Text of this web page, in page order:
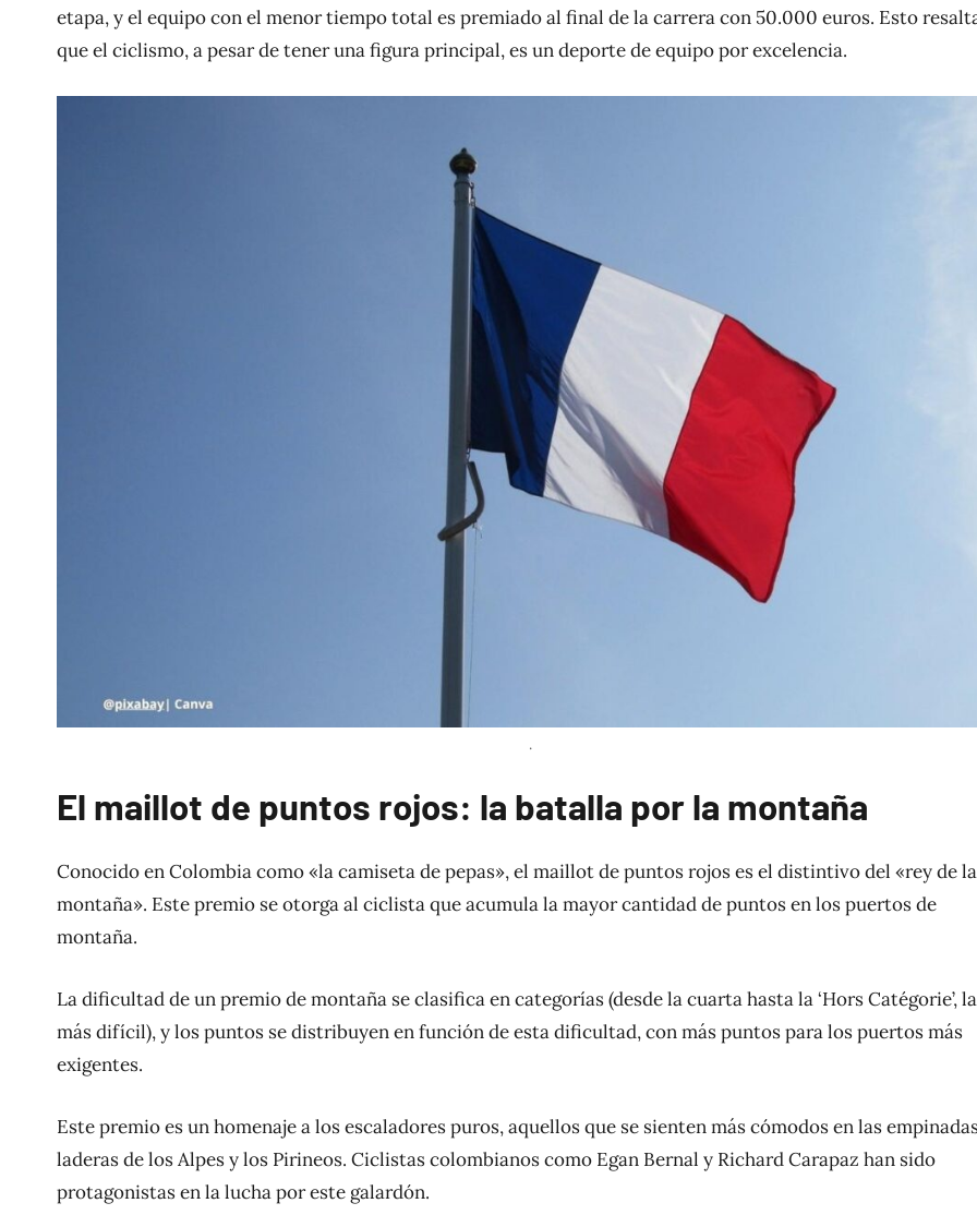
etapa, y el equipo con el menor tiempo total es premiado al final de la carrera con 50.000 euros. Esto
que el ciclismo, a pesar de tener una figura principal, es un deporte de equipo por excelencia.
.
El maillot de puntos rojos: la batalla por la montaña
Conocido en Colombia como «la camiseta de pepas», el maillot de puntos rojos es el distintivo del «rey de la
montaña». Este premio se otorga al ciclista que acumula la mayor cantidad de puntos en los puertos de
montaña.
La dificultad de un premio de montaña se clasifica en categorías (desde la cuarta hasta la ‘Hors Catégorie’, la
más difícil), y los puntos se distribuyen en función de esta dificultad, con más puntos para los puertos más
exigentes.
Este premio es un homenaje a los escaladores puros, aquellos que se sienten más cómodos en las
laderas de los Alpes y los Pirineos. Ciclistas colombianos como Egan Bernal y Richard Carapaz han sido
protagonistas en la lucha por este galardón.